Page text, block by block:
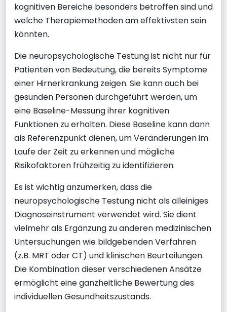
kognitiven Bereiche besonders betroffen sind und
welche Therapiemethoden am effektivsten sein
könnten.
Die neuropsychologische Testung ist nicht nur für
Patienten von Bedeutung, die bereits Symptome
einer Hirnerkrankung zeigen. Sie kann auch bei
gesunden Personen durchgeführt werden, um
eine Baseline-Messung ihrer kognitiven
Funktionen zu erhalten. Diese Baseline kann dann
als Referenzpunkt dienen, um Veränderungen im
Laufe der Zeit zu erkennen und mögliche
Risikofaktoren frühzeitig zu identifizieren.
Es ist wichtig anzumerken, dass die
neuropsychologische Testung nicht als alleiniges
Diagnoseinstrument verwendet wird. Sie dient
vielmehr als Ergänzung zu anderen medizinischen
Untersuchungen wie bildgebenden Verfahren
(z.B. MRT oder CT) und klinischen Beurteilungen.
Die Kombination dieser verschiedenen Ansätze
ermöglicht eine ganzheitliche Bewertung des
individuellen Gesundheitszustands.